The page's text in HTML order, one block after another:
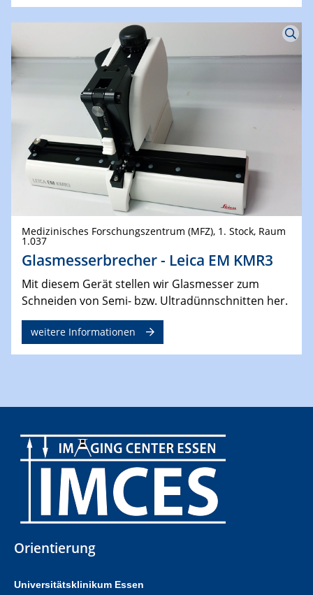
Medizinisches Forschungszentrum (MFZ), 1. Stock, Raum
1.037
Glasmesserbrecher - Leica EM KMR3
Mit diesem Gerät stellen wir Glasmesser zum
Schneiden von Semi- bzw. Ultradünnschnitten her.
weitere Informationen
Orientierung
Universitätsklinikum Essen